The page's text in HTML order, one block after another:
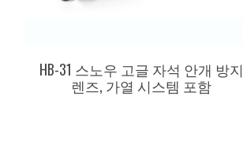
HB-31 스노우 고글 자석 안개 방지
렌즈, 가열 시스템 포함